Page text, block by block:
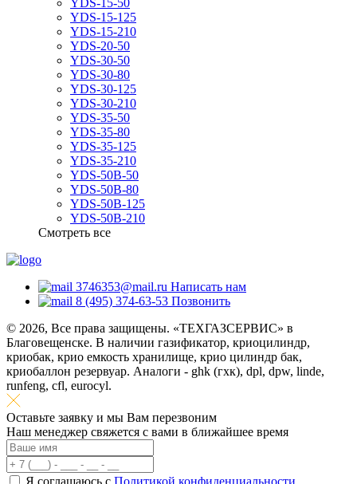
YDS-15-125
YDS-15-210
YDS-20-50
YDS-30-50
YDS-30-80
YDS-30-125
YDS-30-210
YDS-35-50
YDS-35-80
YDS-35-125
YDS-35-210
YDS-50B-50
YDS-50B-80
YDS-50B-125
YDS-50B-210
Смотреть все
3746353@mail.ru Написать нам
8 (495) 374-63-53 Позвонить
© 2026, Все права защищены. «ТЕХГАЗСЕРВИС» в
Благовещенске. В наличии газификатор, криоцилиндр,
криобак, крио емкость хранилище, крио цилиндр бак,
криобаллон резервуар. Аналоги - ghk (гхк), dpl, dpw, linde,
runfeng, cfl, eurocyl.
Оставьте заявку и мы Вам перезвоним
Наш менеджер свяжется с вами в ближайшее время
Я соглашаюсь с Политикой конфиденциальности